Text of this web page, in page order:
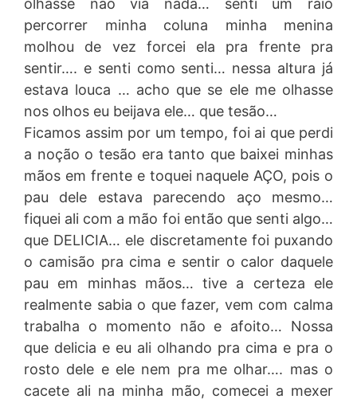
olhasse não via nada… senti um raio
percorrer minha coluna minha menina
molhou de vez forcei ela pra frente pra
sentir…. e senti como senti… nessa altura já
estava louca … acho que se ele me olhasse
nos olhos eu beijava ele… que tesão…
Ficamos assim por um tempo, foi ai que perdi
a noção o tesão era tanto que baixei minhas
mãos em frente e toquei naquele AÇO, pois o
pau dele estava parecendo aço mesmo…
fiquei ali com a mão foi então que senti algo…
que DELICIA… ele discretamente foi puxando
o camisão pra cima e sentir o calor daquele
pau em minhas mãos… tive a certeza ele
realmente sabia o que fazer, vem com calma
trabalha o momento não e afoito… Nossa
que delicia e eu ali olhando pra cima e pra o
rosto dele e ele nem pra me olhar…. mas o
cacete ali na minha mão, comecei a mexer